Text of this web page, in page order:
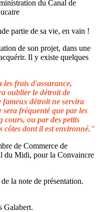
partie de sa vie, en vain !
de son projet, dans une
Il y existe quelques
les frais d'assurance,
oublier le détroit de
détroit ne servira
sera fréquenté que par les
cours, ou par des petits
côtes dont il est environné."
de Commerce de
du Midi, pour la Convaincre
la note de présentation.
Galabert.